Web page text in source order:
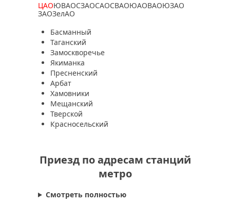
ЦАОЮВАОСЗАОСАОСВАОЮАОВАОЮЗАО
ЗАОЗелАО
Басманный
Таганский
Замоскворечье
Якиманка
Пресненский
Арбат
Хамовники
Мещанский
Тверской
Красносельский
Приезд по адресам станций
метро
Смотреть полностью